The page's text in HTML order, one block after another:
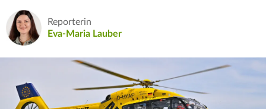
Reporterin
Eva-Maria Lauber